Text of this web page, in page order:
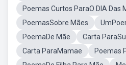
Poemas Curtos ParaO DIA Das
PoemasSobre Mães
PoemaDe Mãe
Carta
Carta ParaMamae
Poemas